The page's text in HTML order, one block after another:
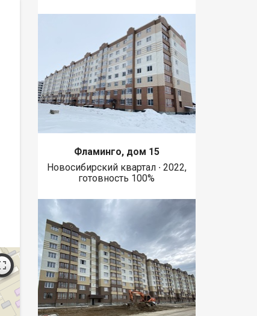
Фламинго, дом 15
Новосибирский квартал ∙ 2022,
готовность 100%